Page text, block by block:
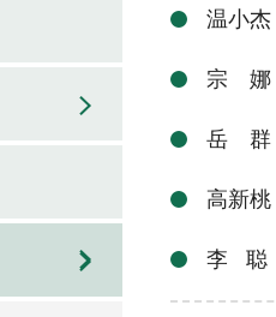
温小杰
宗 娜
岳 群
高新桃
李 聪